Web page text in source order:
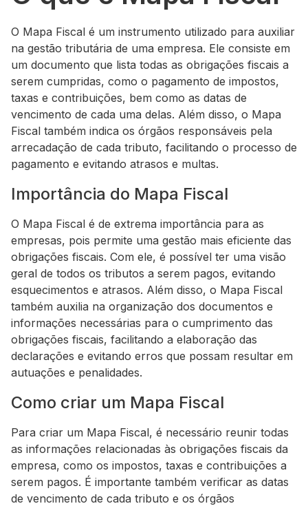
O Mapa Fiscal é um instrumento utilizado para auxiliar
na gestão tributária de uma empresa. Ele consiste em
um documento que lista todas as obrigações fiscais a
serem cumpridas, como o pagamento de impostos,
taxas e contribuições, bem como as datas de
vencimento de cada uma delas. Além disso, o Mapa
Fiscal também indica os órgãos responsáveis pela
arrecadação de cada tributo, facilitando o processo de
pagamento e evitando atrasos e multas.
Importância do Mapa Fiscal
O Mapa Fiscal é de extrema importância para as
empresas, pois permite uma gestão mais eficiente das
obrigações fiscais. Com ele, é possível ter uma visão
geral de todos os tributos a serem pagos, evitando
esquecimentos e atrasos. Além disso, o Mapa Fiscal
também auxilia na organização dos documentos e
informações necessárias para o cumprimento das
obrigações fiscais, facilitando a elaboração das
declarações e evitando erros que possam resultar em
autuações e penalidades.
Como criar um Mapa Fiscal
Para criar um Mapa Fiscal, é necessário reunir todas
as informações relacionadas às obrigações fiscais da
empresa, como os impostos, taxas e contribuições a
serem pagos. É importante também verificar as datas
de vencimento de cada tributo e os órgãos